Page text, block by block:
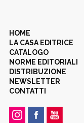
HOME
LA CASA EDITRICE
CATALOGO
NORME EDITORIALI
DISTRIBUZIONE
NEWSLETTER
CONTATTI